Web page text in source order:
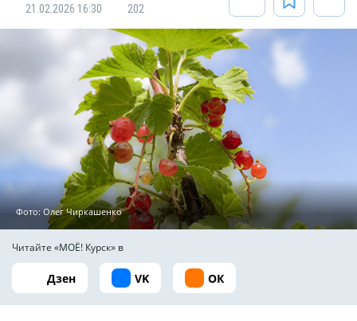
21.02.2026 16:30
202
Фото: Олег Чиркашенко
Читайте «МОЁ! Курск» в
Дзен VK ОК